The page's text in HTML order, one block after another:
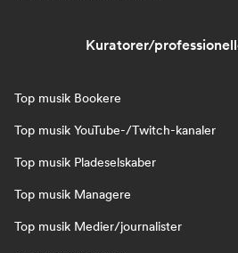
Kuratorer/
Top musik Bookere
Top musik YouTube-/Twitch-kanaler
Top musik Pladeselskaber
Top musik Managere
Top musik Medier/journalister